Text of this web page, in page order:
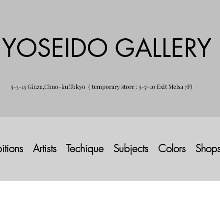
YOSEIDO GALLERY
5-5-15 Ginza,Chuo-ku,Tokyo ( temporary store : 5-7-10 Exit Melsa 7F)
Artists Techique Subjects Colors